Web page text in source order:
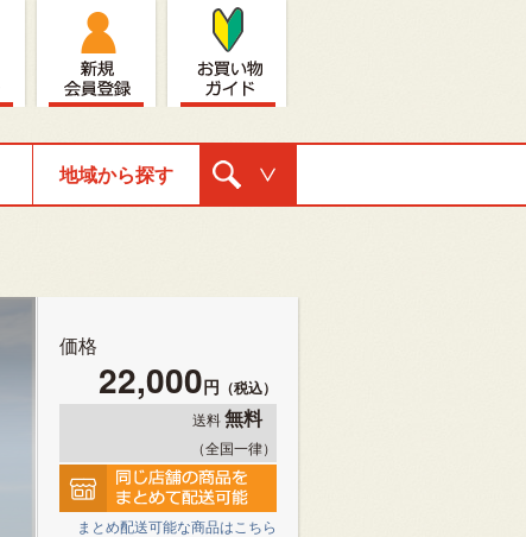
地域から探す
ーション
価格
22,000円 （税込）
送料無料
（全国一律）
まとめ配送可能な商品はこちら